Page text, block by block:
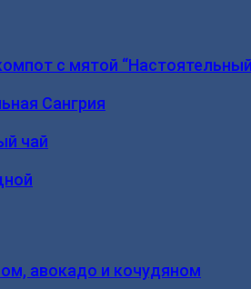
с мятой
Сангрия
чай
авокадо и кочудяном